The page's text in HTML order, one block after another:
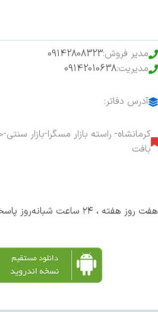
مدیر فروش:09142808323
مدیریت:09142010638
آدرس دفاتر:
کرمانشاه- راسته بازار مسگرا-بازار
بافت
هفت روز هفته ، ۲۴ ساعت شبانه‌روز پاسخگوی شما هستیم.